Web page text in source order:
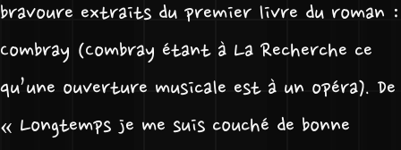
bravoure extraits du premier livre du roman :
Combray (Combray étant à La Recherche ce
qu’une ouverture musicale est à un opéra). De
« Longtemps je me suis couché de bonne